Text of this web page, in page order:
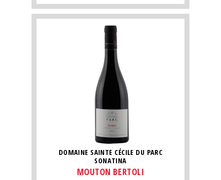
DOMAINE SAINTE CÉCILE DU PARC
SONATINA
MOUTON BERTOLI